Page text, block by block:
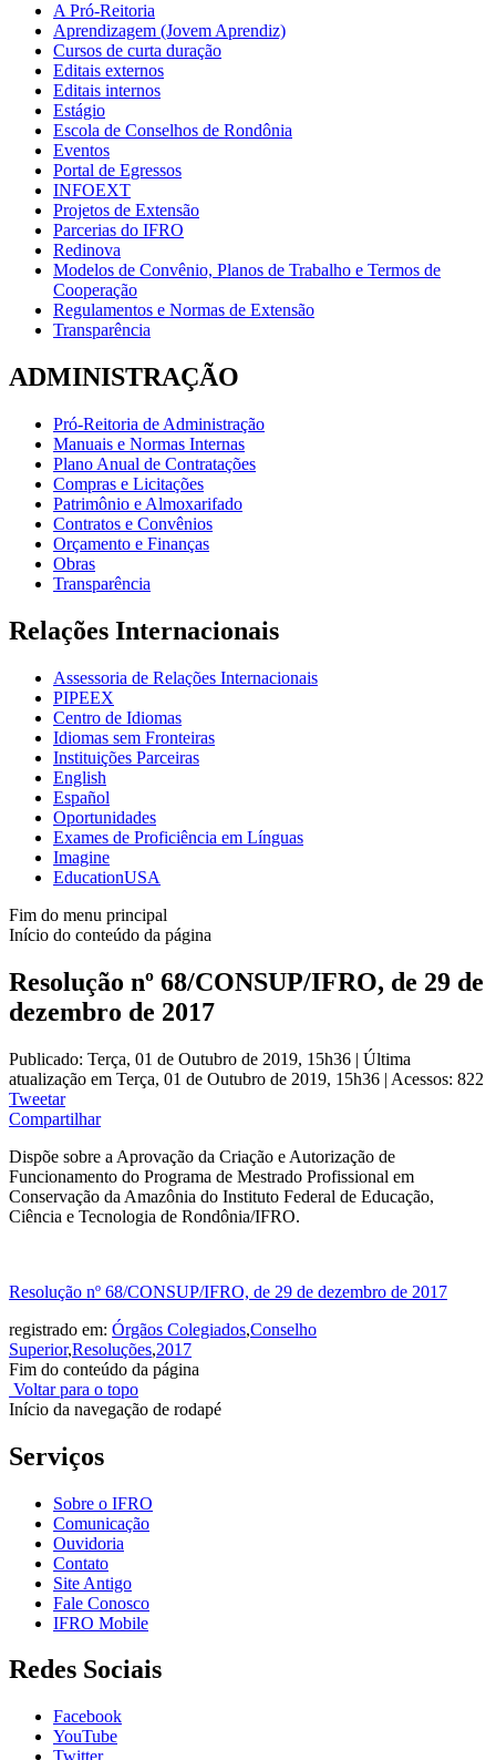
A Pró-Reitoria
Aprendizagem (Jovem Aprendiz)
Cursos de curta duração
Editais externos
Editais internos
Estágio
Escola de Conselhos de Rondônia
Eventos
Portal de Egressos
INFOEXT
Projetos de Extensão
Parcerias do IFRO
Redinova
Modelos de Convênio, Planos de Trabalho e Termos de
Cooperação
Regulamentos e Normas de Extensão
Transparência
ADMINISTRAÇÃO
Pró-Reitoria de Administração
Manuais e Normas Internas
Plano Anual de Contratações
Compras e Licitações
Patrimônio e Almoxarifado
Contratos e Convênios
Orçamento e Finanças
Obras
Transparência
Relações Internacionais
Assessoria de Relações Internacionais
PIPEEX
Centro de Idiomas
Idiomas sem Fronteiras
Instituições Parceiras
English
Español
Oportunidades
Exames de Proficiência em Línguas
Imagine
EducationUSA
Fim do menu principal
Início do conteúdo da página
Resolução nº 68/CONSUP/IFRO, de 29 de
dezembro de 2017
Publicado: Terça, 01 de Outubro de 2019, 15h36 | Última
atualização em Terça, 01 de Outubro de 2019, 15h36 | Acessos: 822
Tweetar
Compartilhar
Dispõe sobre a Aprovação da Criação e Autorização de
Funcionamento do Programa de Mestrado Profissional em
Conservação da Amazônia do Instituto Federal de Educação,
Ciência e Tecnologia de Rondônia/IFRO.
Resolução nº 68/CONSUP/IFRO, de 29 de dezembro de 2017
registrado em: Órgãos Colegiados,Conselho
Superior,Resoluções,2017
Fim do conteúdo da página
Voltar para o topo
Início da navegação de rodapé
Serviços
Sobre o IFRO
Comunicação
Ouvidoria
Contato
Site Antigo
Fale Conosco
IFRO Mobile
Redes Sociais
Facebook
YouTube